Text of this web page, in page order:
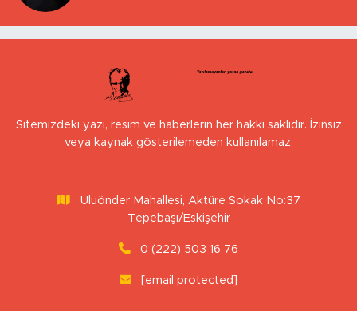
Sitemizdeki yazı, resim ve haberlerin her hakkı saklıdır. İzinsiz
veya kaynak gösterilemeden kullanılamaz.
Uluönder Mahallesi, Aktüre Sokak No:37
Tepebaşı/Eskişehir
0 (222) 503 16 76
[email protected]